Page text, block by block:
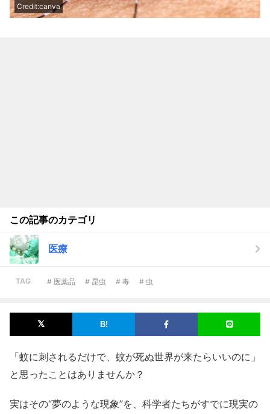
Credit:canva
この記事のカテゴリ
医療
TAG # 医薬品 # 昆虫 # 毒 # 虫
「蚊に刺されるだけで、蚊が死ぬ世界が来たらいいのに」
と思ったことはありませんか？
実はその“夢のような現象”を、科学者たちがすでに現実の